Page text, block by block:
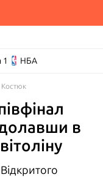
НБА
Костюк
в